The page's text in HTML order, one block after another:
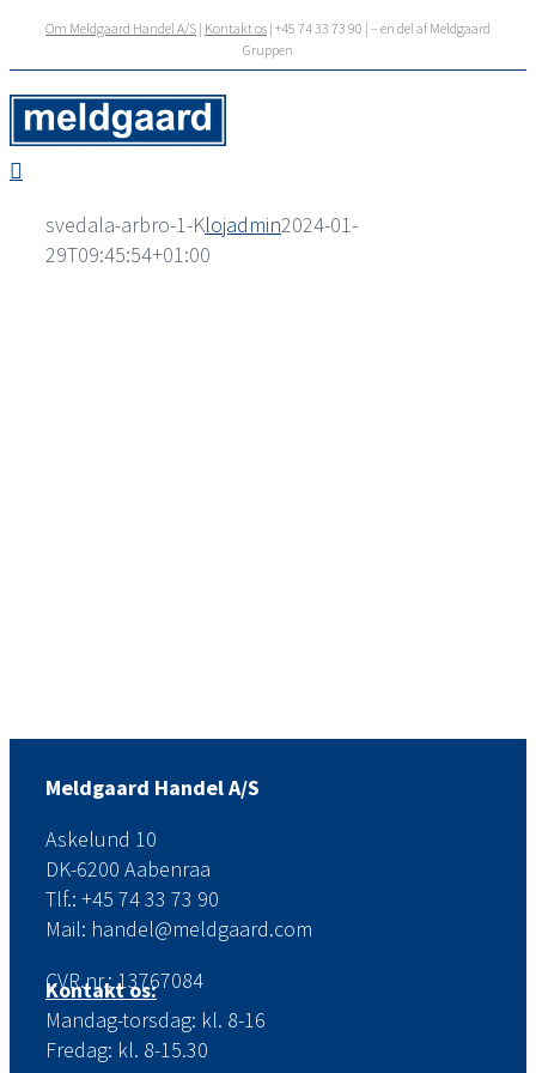
Om Meldgaard Handel A/S | Kontakt os | +45 74 33 73 90 | – en del af Meldgaard
Gruppen
svedala-arbro-1-Klojadmin2024-01-
29T09:45:54+01:00
Meldgaard Handel A/S
Askelund 10
DK-6200 Aabenraa
Tlf.: +45 74 33 73 90
Mail: handel@meldgaard.com
CVR.nr.: 13767084
Kontakt os:
Mandag-torsdag: kl. 8-16
Fredag: kl. 8-15.30